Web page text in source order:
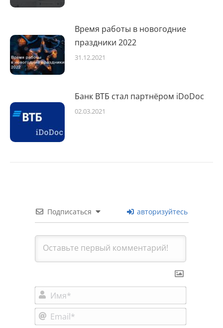
Время работы в новогодние
праздники 2022
31.12.2021
Банк ВТБ стал партнёром iDoDoc
02.03.2021
Подписаться авторизуйтесь
Email*